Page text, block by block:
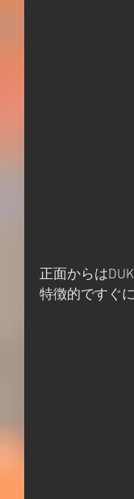
正面からは
特徴的ですぐ